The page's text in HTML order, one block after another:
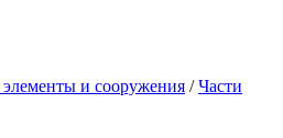
и сооружения /Части